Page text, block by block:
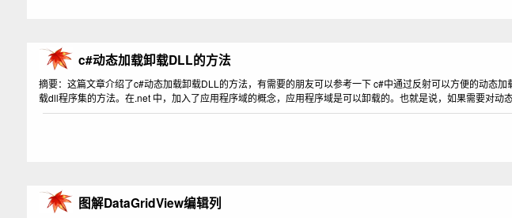
c#动态加载卸载DLL的方法
摘要：这篇文章介绍了c#动态加载卸载DLL的方法，有需要的朋友可以参考一下 c#中通过反射可以方便的动态
载dll程序集的方法。在.net 中，加入了应用程序域的概念，应用程序域是可以卸载的。也就是说，如果需要对动
图解DataGridView编辑列